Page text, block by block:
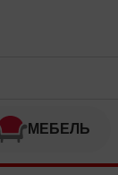
МЕБЕЛЬ